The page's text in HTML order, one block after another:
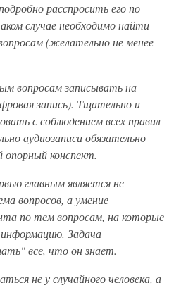
расспросить его по
случае необходимо найти
(желательно не менее
вопросам записывать на
запись). Тщательно и
с соблюдением всех правил
аудиозаписи обязательно
опорный конспект.
главным является не
вопросов, а умение
по тем вопросам, на которые
Задача
все, что он знает.
не у случайного человека, а